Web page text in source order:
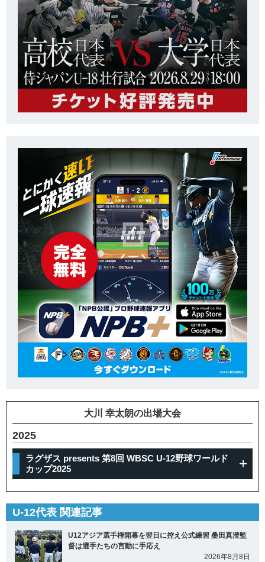
大川 幸太朗の出場大会
2025
ラグザス presents 第8回 WBSC U-12野球ワールド
カップ2025
U-12代表 関連記事
U12アジア選手権開幕を翌日に控え公式練習 桑田真澄監
督は選手たちの言動に手応え
2026年8月8日